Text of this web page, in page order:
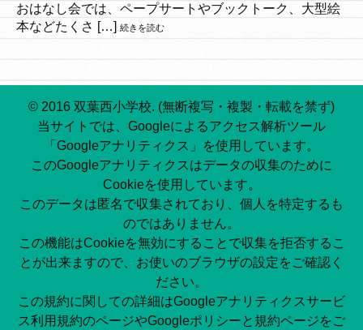
おはなし会では、ペープサートやブックトーク、大型絵
本などたくさ […] 続きを読む
© 2016 双葉西小学校. (無断複写・複製・転載を禁ず)
当サイトでは、Googleによるアクセス解析ツール
「Googleアナリティクス」を使用しています。
このGoogleアナリティクスはデータの収集のために
Cookieを使用しています。
このデータは匿名で収集されており、個人を特定するも
のではありません。
この機能はCookieを無効にすることで収集を拒否するこ
とが出来ますので、お使いのブラウザの設定をご確認く
ださい。
この規約に関しての詳細はGoogleアナリティクスサービ
ス利用規約のページやGoogleポリシーと規約ページをご